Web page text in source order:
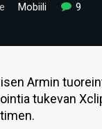
Mobiili 9
Armin
tukevan